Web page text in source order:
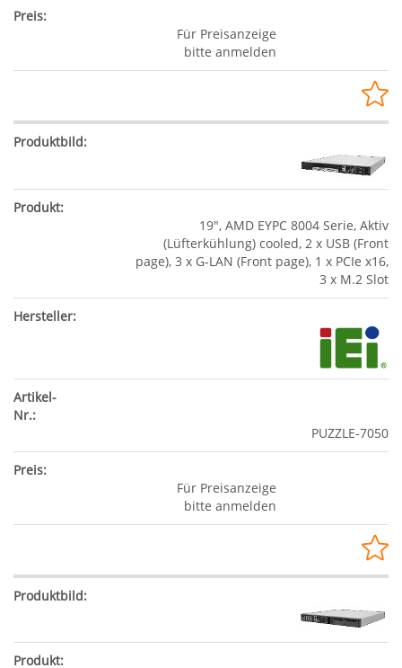
Für Preisanzeige
bitte anmelden
19", AMD EYPC 8004 Serie, Aktiv
(Lüfterkühlung) cooled, 2 x USB (Front
page), 3 x G-LAN (Front page), 1 x PCIe x16,
3 x M.2 Slot
PUZZLE-7050
Für Preisanzeige
bitte anmelden